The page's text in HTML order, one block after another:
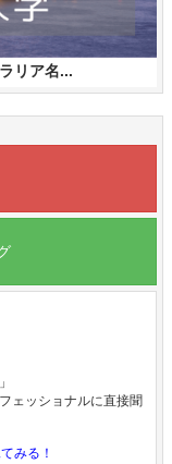
リア名...
」
ェッショナルに直接聞
みる！